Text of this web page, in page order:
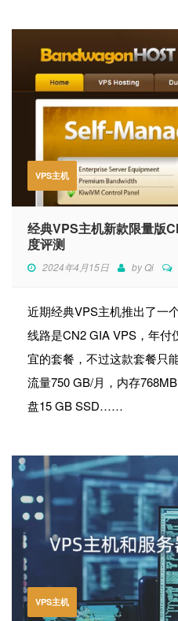
VPS主机
经典VPS主机新款限量版
度评测
2024年4月15日 byQi
近期经典VPS主机推出了一
线路是CN2 GIA VPS，年付
宜的套餐，不过这款套餐只
流量750 GB/月，内存
盘15 GB SSD……
VPS主机